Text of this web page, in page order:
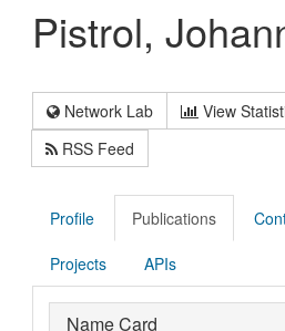
Pistrol,
Network Lab View
RSS Feed
Profile Publications
Projects APIs
Name Card